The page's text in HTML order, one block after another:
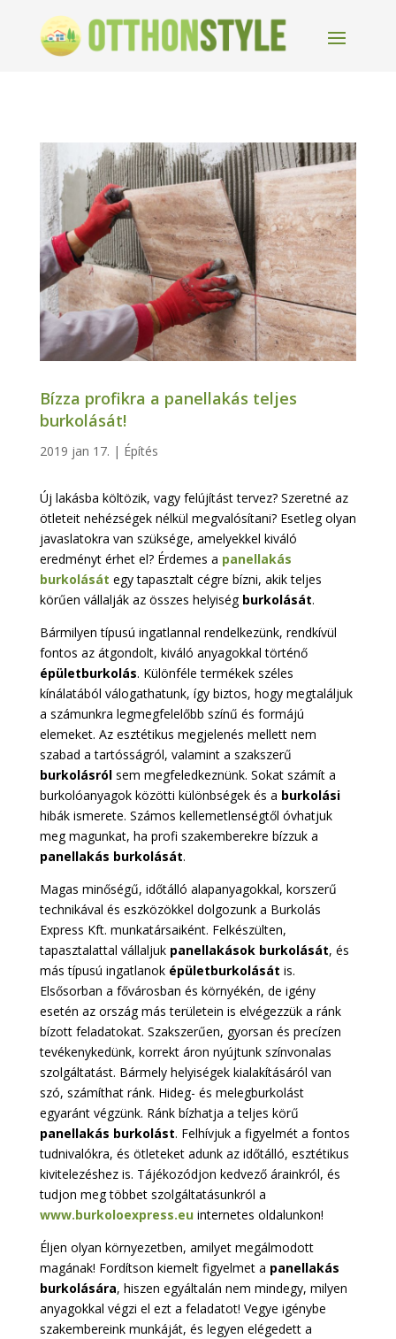
Bízza profikra a panellakás teljes
burkolását!
2019 jan 17. | Építés
Új lakásba költözik, vagy felújítást tervez? Szeretné az
ötleteit nehézségek nélkül megvalósítani? Esetleg olyan
javaslatokra van szüksége, amelyekkel kiváló
eredményt érhet el? Érdemes a panellakás
burkolását egy tapasztalt cégre bízni, akik teljes
körűen vállalják az összes helyiség burkolását.
Bármilyen típusú ingatlannal rendelkezünk, rendkívül
fontos az átgondolt, kiváló anyagokkal történő
épületburkolás. Különféle termékek széles
kínálatából válogathatunk, így biztos, hogy megtaláljuk
a számunkra legmegfelelőbb színű és formájú
elemeket. Az esztétikus megjelenés mellett nem
szabad a tartósságról, valamint a szakszerű
burkolásrólsem megfeledkeznünk. Sokat számít a
burkolóanyagok közötti különbségek és a burkolási
hibák ismerete. Számos kellemetlenségtől óvhatjuk
meg magunkat, ha profi szakemberekre bízzuk a
panellakás burkolását.
Magas minőségű, időtálló alapanyagokkal, korszerű
technikával és eszközökkel dolgozunk a Burkolás
Express Kft. munkatársaiként. Felkészülten,
tapasztalattal vállaljuk panellakások burkolását, és
más típusú ingatlanok épületburkolását is.
Elsősorban a fővárosban és környékén, de igény
esetén az ország más területein is elvégezzük a ránk
bízott feladatokat. Szakszerűen, gyorsan és precízen
tevékenykedünk, korrekt áron nyújtunk színvonalas
szolgáltatást. Bármely helyiségek kialakításáról van
szó, számíthat ránk. Hideg- és melegburkolást
egyaránt végzünk. Ránk bízhatja a teljes körű
panellakás burkolást. Felhívjuk a figyelmét a fontos
tudnivalókra, és ötleteket adunk az időtálló, esztétikus
kivitelezéshez is. Tájékozódjon kedvező árainkról, és
tudjon meg többet szolgáltatásunkról a
www.burkoloexpress.eu internetes oldalunkon!
Éljen olyan környezetben, amilyet megálmodott
magának! Fordítson kiemelt figyelmet a panellakás
burkolására, hiszen egyáltalán nem mindegy, milyen
anyagokkal végzi el ezt a feladatot! Vegye igénybe
szakembereink munkáját, és legyen elégedett a